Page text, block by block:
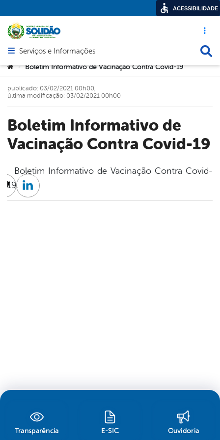
Acesso
Abrir menu principal de navegação
Serviços e Informações
Você está aqui:
> Boletim Informativo de Vacinação Contra Covid-19
Boletim Informativo de
Vacinação Contra Covid-19
publicado: 03/02/2021 00h00,
última modificação: 03/02/2021 00h00
Boletim Informativo de Vacinação Contra Covid-
19.
Twitter
Linkedin
Transparência E-SIC Ouvidoria
ACESSIBILIDADE